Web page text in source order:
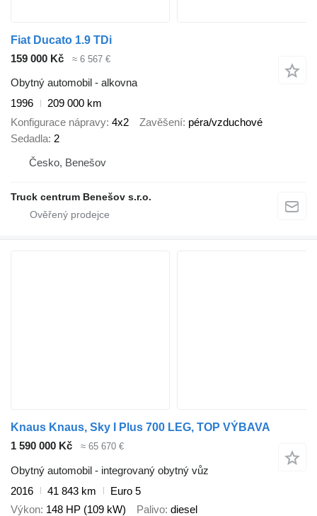
Fiat Ducato 1.9 TDi
159 000 Kč
≈ 6 567 €
Obytný automobil - alkovna
1996
209 000 km
Konfigurace nápravy 4x2 Zavěšení péra/vzduchové
Sedadla 2
Česko, Benešov
Truck centrum Benešov s.r.o.
Knaus Knaus, Sky I Plus 700 LEG, TOP VÝBAVA
1 590 000 Kč
≈ 65 670 €
Obytný automobil - integrovaný obytný vůz
2016
41 843 km
Euro 5
Výkon 148 HP (109 kW) Palivo diesel